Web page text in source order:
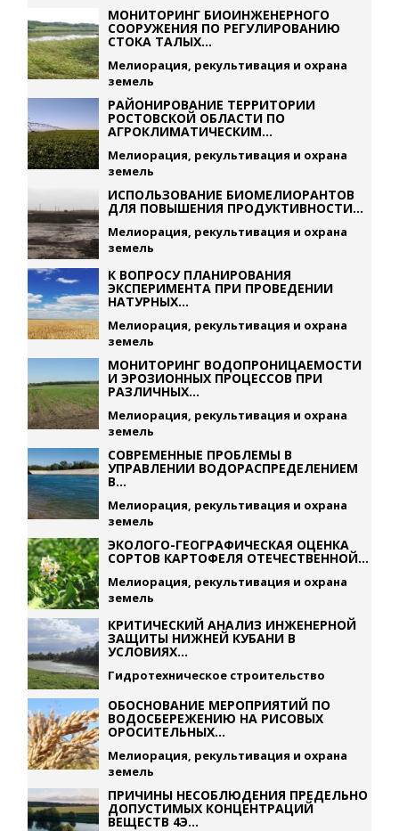
МОНИТОРИНГ БИОИНЖЕНЕРНОГО
СООРУЖЕНИЯ ПО РЕГУЛИРОВАНИЮ
СТОКА ТАЛЫХ...
Мелиорация, рекультивация и охрана
земель
РАЙОНИРОВАНИЕ ТЕРРИТОРИИ
РОСТОВСКОЙ ОБЛАСТИ ПО
АГРОКЛИМАТИЧЕСКИМ...
Мелиорация, рекультивация и охрана
земель
ИСПОЛЬЗОВАНИЕ БИОМЕЛИОРАНТОВ
ДЛЯ ПОВЫШЕНИЯ ПРОДУКТИВНОСТИ...
Мелиорация, рекультивация и охрана
земель
К ВОПРОСУ ПЛАНИРОВАНИЯ
ЭКСПЕРИМЕНТА ПРИ ПРОВЕДЕНИИ
НАТУРНЫХ...
Мелиорация, рекультивация и охрана
земель
МОНИТОРИНГ ВОДОПРОНИЦАЕМОСТИ
И ЭРОЗИОННЫХ ПРОЦЕССОВ ПРИ
РАЗЛИЧНЫХ...
Мелиорация, рекультивация и охрана
земель
СОВРЕМЕННЫЕ ПРОБЛЕМЫ В
УПРАВЛЕНИИ ВОДОРАСПРЕДЕЛЕНИЕМ
В...
Мелиорация, рекультивация и охрана
земель
ЭКОЛОГО-ГЕОГРАФИЧЕСКАЯ ОЦЕНКА
СОРТОВ КАРТОФЕЛЯ ОТЕЧЕСТВЕННОЙ...
Мелиорация, рекультивация и охрана
земель
КРИТИЧЕСКИЙ АНАЛИЗ ИНЖЕНЕРНОЙ
ЗАЩИТЫ НИЖНЕЙ КУБАНИ В
УСЛОВИЯХ...
Гидротехническое строительство
ОБОСНОВАНИЕ МЕРОПРИЯТИЙ ПО
ВОДОСБЕРЕЖЕНИЮ НА РИСОВЫХ
ОРОСИТЕЛЬНЫХ...
Мелиорация, рекультивация и охрана
земель
ПРИЧИНЫ НЕСОБЛЮДЕНИЯ ПРЕДЕЛЬНО
ДОПУСТИМЫХ КОНЦЕНТРАЦИЙ
ВЕЩЕСТВ 4Э...